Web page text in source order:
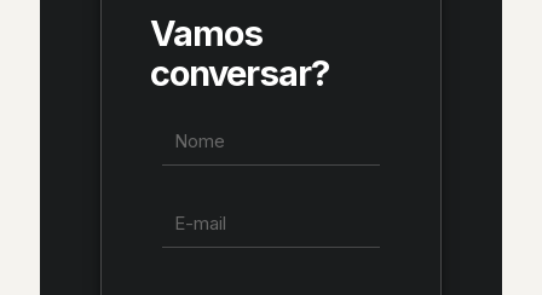
Vamos
conversar?